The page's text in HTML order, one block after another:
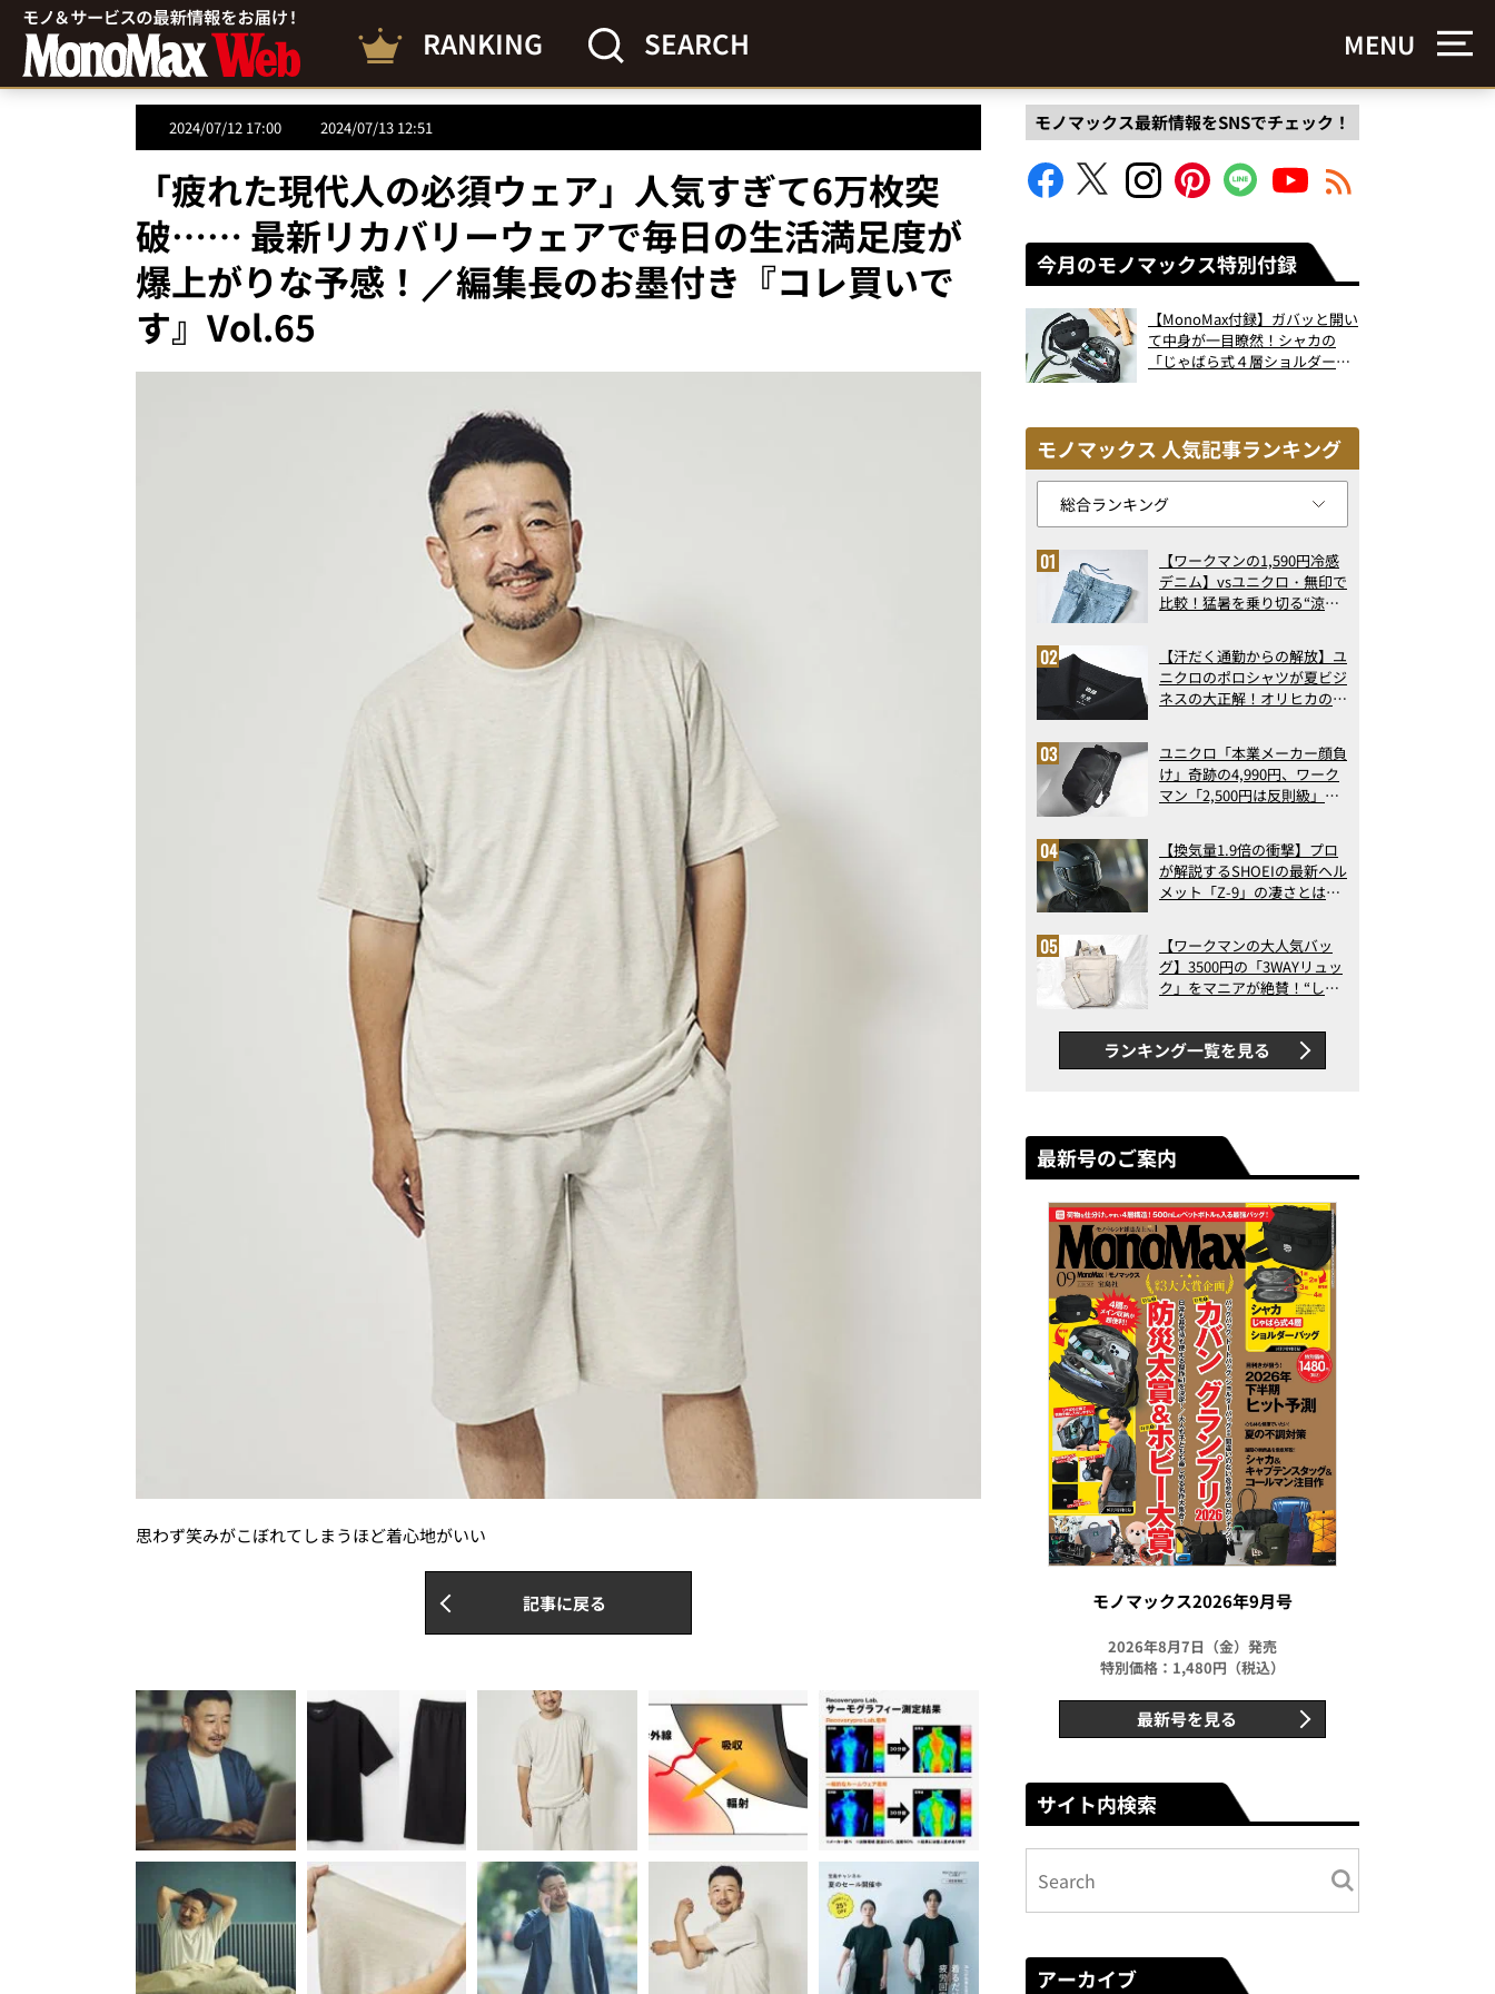
RANKING SEARCH MENU
2024/07/12 17:00 2024/07/13 12:51
「疲れた現代人の必須ウェア」人気すぎて6万枚突
破…… 最新リカバリーウェアで毎日の生活満足度が
爆上がりな予感！／編集長のお墨付き『コレ買いで
す』Vol.65
思わず笑みがこぼれてしまうほど着心地がいい
記事に戻る
モノマックス最新情報をSNSでチェック！
今月のモノマックス特別付録
【MonoMax付録】ガバッと開い
て中身が一目瞭然！シャカの
「じゃばら式４層ショルダーバ
モノマックス 人気記事ランキング
【ワークマンの1,590円冷感
デニム】vsユニクロ・無印で
比較！猛暑を乗り切る“涼感
で決定版
【汗だく通勤からの解放】ユ
ニクロのポロシャツが夏ビジ
ネスの大正解！オリヒカの透
アの実力
ユニクロ「本業メーカー顔負
け」奇跡の4,990円、ワーク
マン「2,500円は反則級」凄
ト3】（2026年6月版）
【換気量1.9倍の衝撃】プロ
が解説するSHOEIの最新ヘル
メット「Z-9」の凄さとは？
ス【ワークマンの大人気バッ
グ】3500円の「3WAYリュッ
ク」をマニアが絶賛！“しご
判以上に優秀だった
ランキング一覧を見る
最新号のご案内
モノマックス2026年9月号
2026年8月7日（金）発売
特別価格：1,480円（税込）
最新号を見る
サイト内検索
アーカイブ